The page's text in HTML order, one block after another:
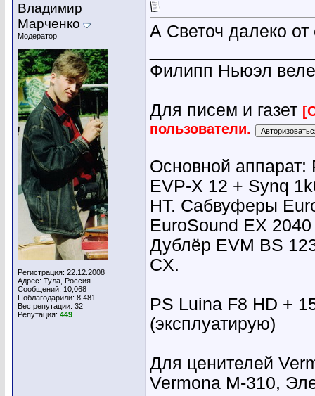
Владимир
Марченко
Модератор
Регистрация: 22.12.2008
Адрес: Тула, Россия
Сообщений: 10,068
Поблагодарили: 8,481
Вес репутации: 32
Репутация: 449
А Светоч далеко
Филипп Ньюэл
Для писем и газет
пользователи.
Основной аппарат:
EVP-X 12 + Synq
HT. Сабвуферы
EuroSound EX 2040
Дублёр EVM BS
CX.
PS Luina F8 HD +
(эксплуатирую)
Для ценителей
Vermona M-310,